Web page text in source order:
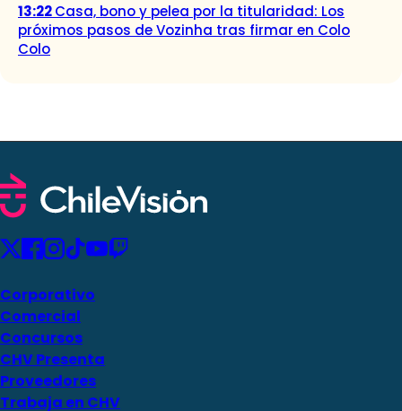
13:22Casa, bono y pelea por la titularidad: Los
próximos pasos de Vozinha tras firmar en Colo
Colo
Corporativo
Comercial
Concursos
CHV Presenta
Proveedores
Trabaja en CHV